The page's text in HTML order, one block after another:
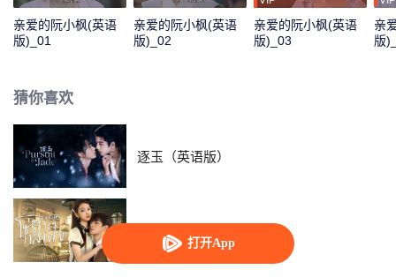
打开App
亲爱的阮小枫(英语
版)_01
亲爱的阮小枫(英语
版)_02
亲爱的阮小枫(英语
版)_03
亲
版
猜你喜欢
逐玉（英语版）